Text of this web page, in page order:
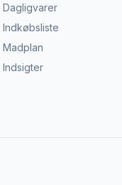
Dagligvarer
Indkøbsliste
Madplan
Indsigter